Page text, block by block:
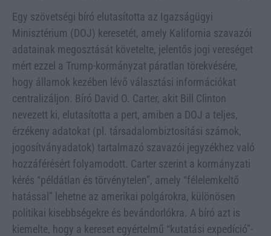
Egy szövetségi bíró elutasította az Igazságügyi
Minisztérium (DOJ) keresetét, amely Kalifornia szavazói
adatainak megosztását követelte, jelentős jogi vereséget
mért ezzel a Trump-kormányzat páratlan törekvésére,
hogy államok kezében lévő választási információkat
centralizáljon. Bíró David O. Carter, akit Bill Clinton
nevezett ki, elutasította a pert, amiben a DOJ a teljes,
érzékeny adatokat (pl. társadalombiztosítási számok,
jogosítványadatok) tartalmazó szavazói jegyzékhez való
hozzáférésért folyamodott. Carter szerint a kormányzati
kérés “példátlan és törvénytelen”, amely “félelemkeltő
hatással” lehetne az amerikai polgárokra, különösen
politikai kisebbségekre és bevándorlókra. A bíró azt is
kiemelte, hogy a kereset egyértelmű “kutatási expedíció”-